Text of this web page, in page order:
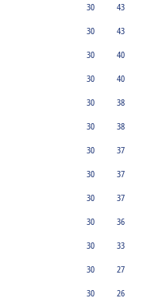
30
43
30
43
30
40
30
40
30
38
30
38
30
37
30
37
30
37
30
36
30
33
30
27
30 26